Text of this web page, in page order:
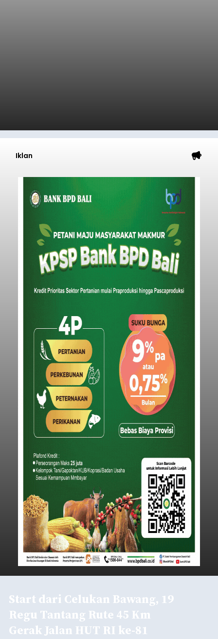
Iklan
Start dari Celukan Bawang, 19
Regu Tantang Rute 45 Km
Gerak Jalan HUT RI ke-81